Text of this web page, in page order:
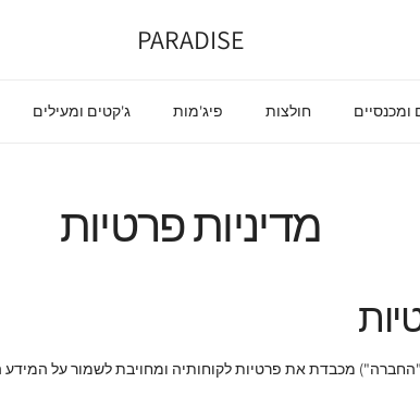
PARADISE
ומכנסיים חולצות פיג'מות ג'קטים ומעילים
מדיניות פרטיות
"החברה") מכבדת את פרטיות לקוחותיה ומחויבת לשמור על